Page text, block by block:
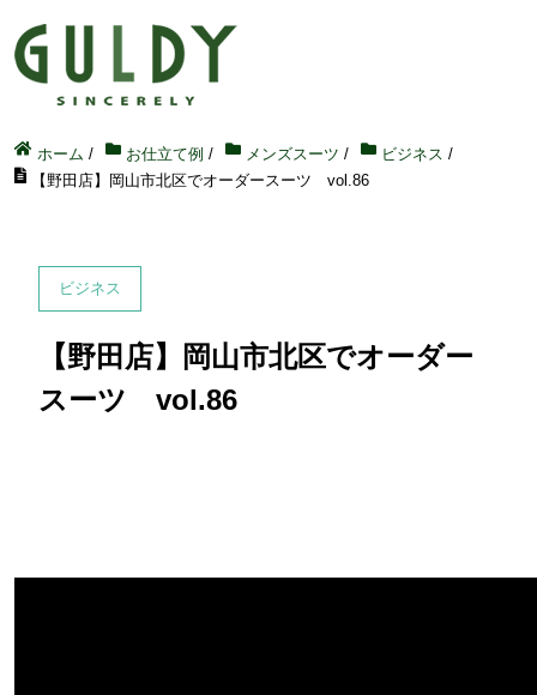
ホーム / お仕立て例 / メンズスーツ / ビジネス /
【野田店】岡山市北区でオーダースーツ vol.86
ビジネス
【野田店】岡山市北区でオーダー
スーツ vol.86